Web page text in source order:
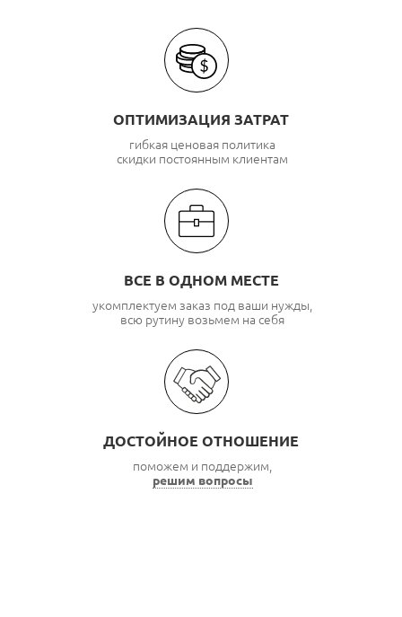
ОПТИМИЗАЦИЯ ЗАТРАТ
гибкая ценовая политика
скидки постоянным клиентам
ВСЕ В ОДНОМ МЕСТЕ
укомплектуем заказ под ваши нужды,
всю рутину возьмем на себя
ДОСТОЙНОЕ ОТНОШЕНИЕ
поможем и поддержим,
решим вопросы